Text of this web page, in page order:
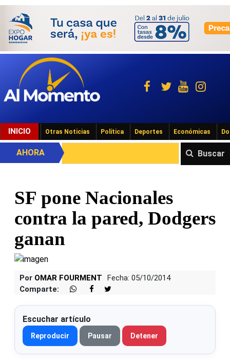
INICIO Otras Noticias Política Deportes Económicas
Buscar
AHORA
SF pone Nacionales
contra la pared, Dodgers
ganan
Por OMAR FOURMENT
Fecha: 05/10/2014
Comparte:
Escuchar artículo
Reproducir Pausar Detener